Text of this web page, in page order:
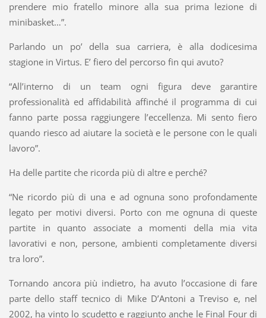
prendere mio fratello minore alla sua prima lezione di
minibasket…”.
Parlando un po’ della sua carriera, è alla dodicesima
stagione in Virtus. E’ fiero del percorso fin qui avuto?
“All’interno di un team ogni figura deve garantire
professionalità ed affidabilità affinché il programma di cui
fanno parte possa raggiungere l’eccellenza. Mi sento fiero
quando riesco ad aiutare la società e le persone con le quali
lavoro”.
Ha delle partite che ricorda più di altre e perché?
“Ne ricordo più di una e ad ognuna sono profondamente
legato per motivi diversi. Porto con me ognuna di queste
partite in quanto associate a momenti della mia vita
lavorativi e non, persone, ambienti completamente diversi
tra loro”.
Tornando ancora più indietro, ha avuto l’occasione di fare
parte dello staff tecnico di Mike D’Antoni a Treviso e, nel
2002, ha vinto lo scudetto e raggiunto anche le Final Four di